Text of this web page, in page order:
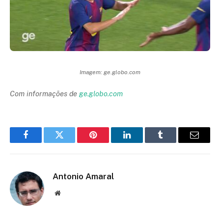
Imagem: ge.globo.com
Com informações de ge.globo.com
FacebookTwitter Pinterest LinkedInTumblr Email
Antonio Amaral
Website